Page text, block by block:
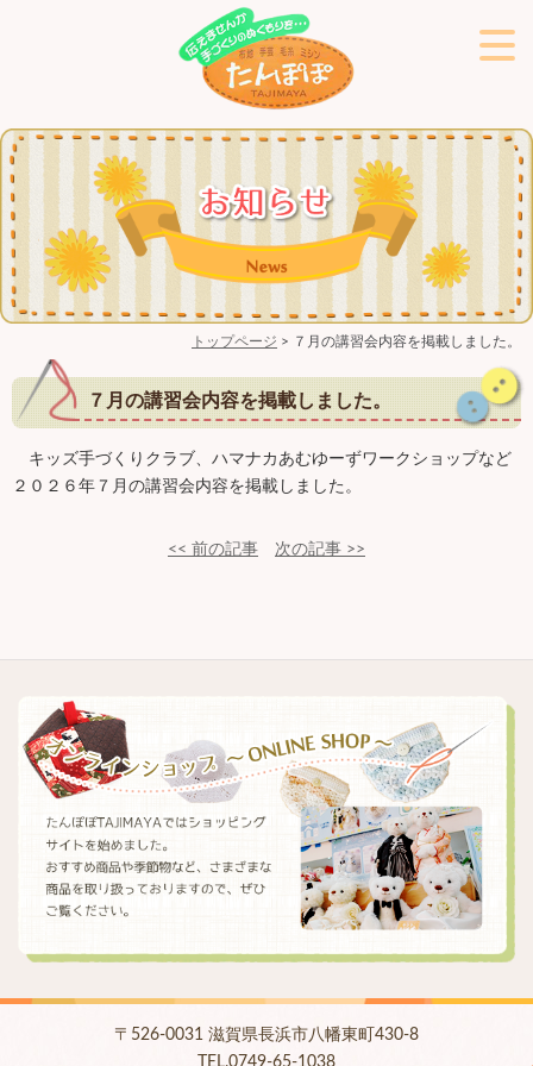
トップページ > ７月の講習会内容を掲載しました。
７月の講習会内容を掲載しました。
キッズ手づくりクラブ、ハマナカあむゆーずワークショップなど
２０２６年７月の講習会内容を掲載しました。
<< 前の記事 次の記事 >>
〒526-0031 滋賀県長浜市八幡東町430-8
TEL.0749-65-1038